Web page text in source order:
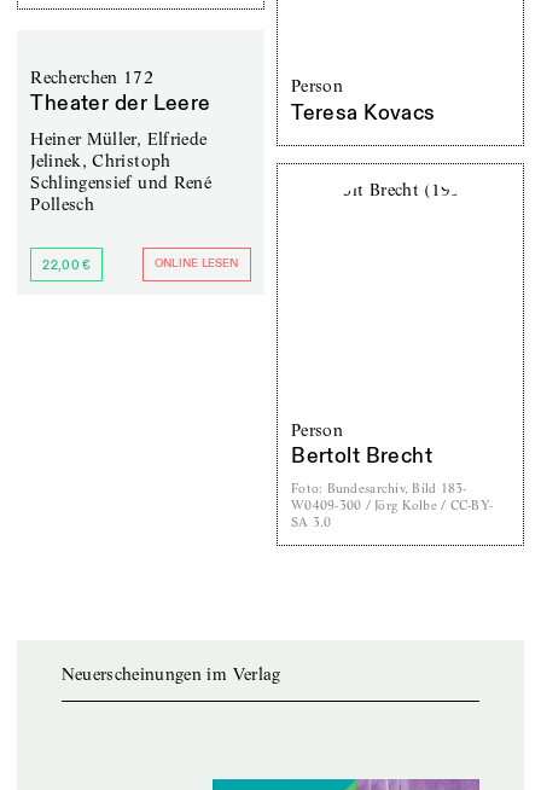
Person
Teresa Kovacs
Recherchen 172
Theater der Leere
Heiner Müller, Elfriede
Jelinek, Christoph
Schlingensief und René
Pollesch
22,00 € ONLINE LESEN
Person
Bertolt Brecht
Foto: Bundesarchiv, Bild 183-
W0409-300 / Jörg Kolbe / CC-BY-
SA 3.0
Neuerscheinungen im Verlag